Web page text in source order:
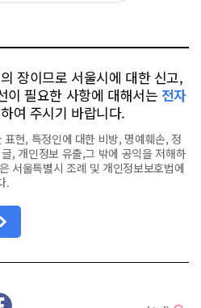
장이므로 서울시에 대한 신고,
이 필요한 사항에 대해서는 전자
하여 주시기 바랍니다.
현, 특정인에 대한 비방, 명예훼손, 정
, 개인정보 유출,그 밖에 공익을 저해하
서울특별시 조례 및 개인정보보호법에
.